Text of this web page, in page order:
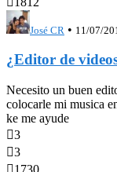
José CR • 11/07/
¿Editor de
Necesito un buen
colocarle mi musica
ke me ayude
3
3